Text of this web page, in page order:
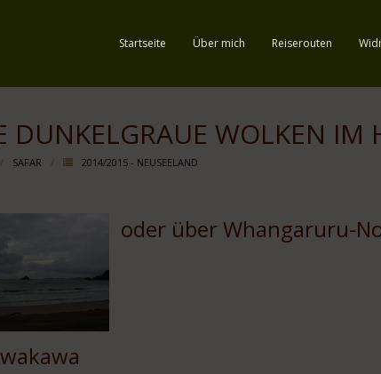
Startseite Über mich Reiserouten
DUNKELGRAUE WOLKEN IM
SAFAR 2014/2015 - NEUSEELAND
oder über Whangaruru-